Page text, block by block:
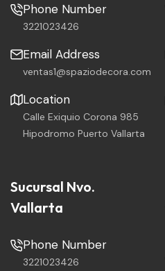
Phone Number
3221023426
Email Address
ventas1@spaziodecora.com
Location
Calle Exiquio Corona 985
Hipodromo Puerto Vallarta
Sucursal Nvo.
Vallarta
Phone Number
3221023426